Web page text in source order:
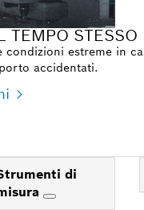
TEMPO STESSO
estreme in
accidentati.
di